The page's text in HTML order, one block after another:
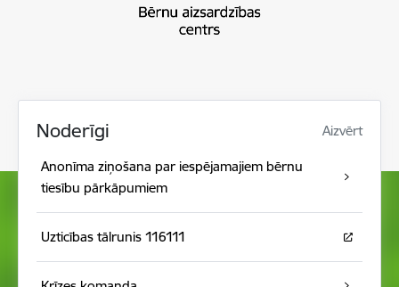
Noderīgi Aizvērt
Anonīma ziņošana par iespējamajiem bērnu
tiesību pārkāpumiem
Uzticības tālrunis 116111